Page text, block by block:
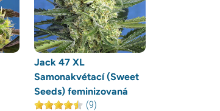
Jack 47 XL
Samonakvétací (Sweet
Seeds) feminizovaná
(9)